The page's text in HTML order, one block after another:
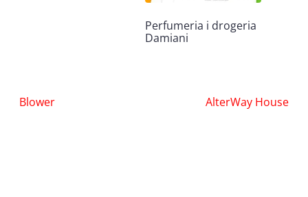
Perfumeria i drogeria
Damiani
Nawigacja
Blower AlterWay House